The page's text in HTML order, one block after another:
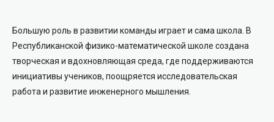
Большую роль в развитии команды играет и сама школа. В
Республиканской физико-математической школе создана
творческая и вдохновляющая среда, где поддерживаются
инициативы учеников, поощряется исследовательская
работа и развитие инженерного мышления.